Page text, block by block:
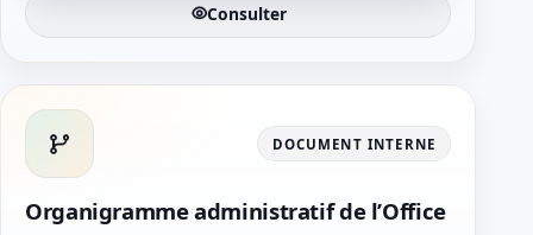
Consulter
DOCUMENT INTERNE
Organigramme administratif de l’Office